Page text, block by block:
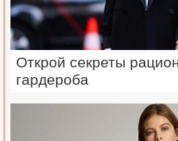
Открой секреты
гардероба